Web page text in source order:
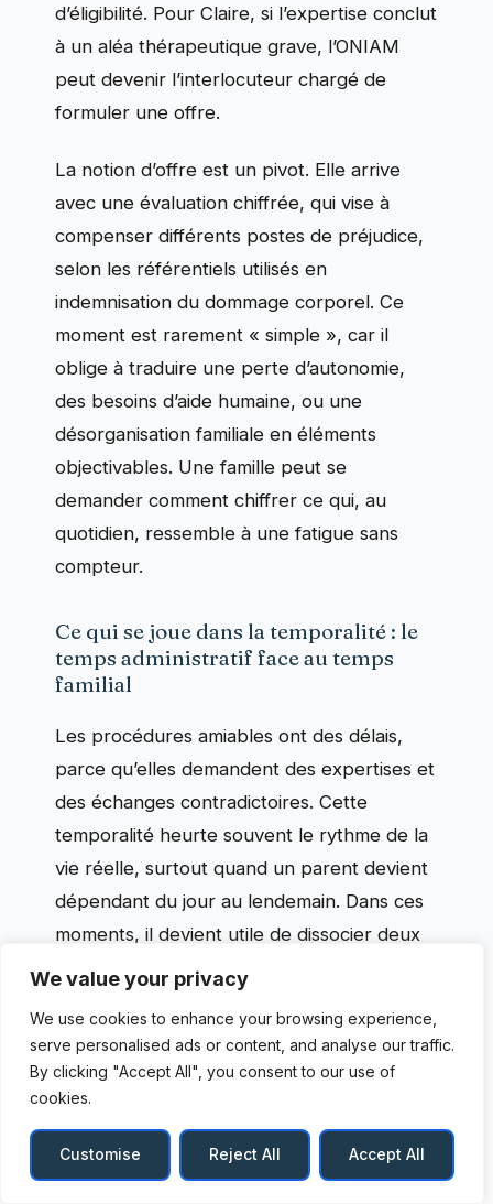
We value your privacy
We use cookies to enhance your browsing experience,
serve personalised ads or content, and analyse our traffic.
By clicking "Accept All", you consent to our use of
cookies.
Customise Reject All Accept All
d’éligibilité. Pour Claire, si l’expertise conclut
à un aléa thérapeutique grave, l’ONIAM
peut devenir l’interlocuteur chargé de
formuler une offre.
La notion d’offre est un pivot. Elle arrive
avec une évaluation chiffrée, qui vise à
compenser différents postes de préjudice,
selon les référentiels utilisés en
indemnisation du dommage corporel. Ce
moment est rarement « simple », car il
oblige à traduire une perte d’autonomie,
des besoins d’aide humaine, ou une
désorganisation familiale en éléments
objectivables. Une famille peut se
demander comment chiffrer ce qui, au
quotidien, ressemble à une fatigue sans
compteur.
Ce qui se joue dans la temporalité : le
temps administratif face au temps
familial
Les procédures amiables ont des délais,
parce qu’elles demandent des expertises et
des échanges contradictoires. Cette
temporalité heurte souvent le rythme de la
vie réelle, surtout quand un parent devient
dépendant du jour au lendemain. Dans ces
moments, il devient utile de dissocier deux
chantiers : d’un côté, la démarche de
l’autre, l’organisation immédiate de l’aide et
des relais.
Le fil conducteur de Claire illustre un point
récurrent : une procédure peut avancer,